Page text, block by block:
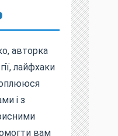
авторка
лайфхаки
і з
вам